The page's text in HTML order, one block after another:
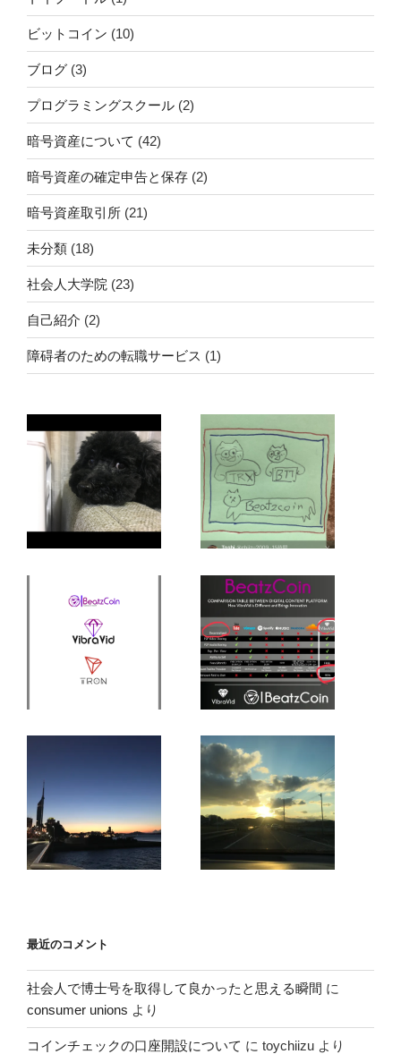
ビットコイン (10)
ブログ (3)
プログラミングスクール (2)
暗号資産について (42)
暗号資産の確定申告と保存 (2)
暗号資産取引所 (21)
未分類 (18)
社会人大学院 (23)
自己紹介 (2)
障碍者のための転職サービス (1)
最近のコメント
社会人で博士号を取得して良かったと思える瞬間 に
consumer unions より
コインチェックの口座開設について に toychiizu より